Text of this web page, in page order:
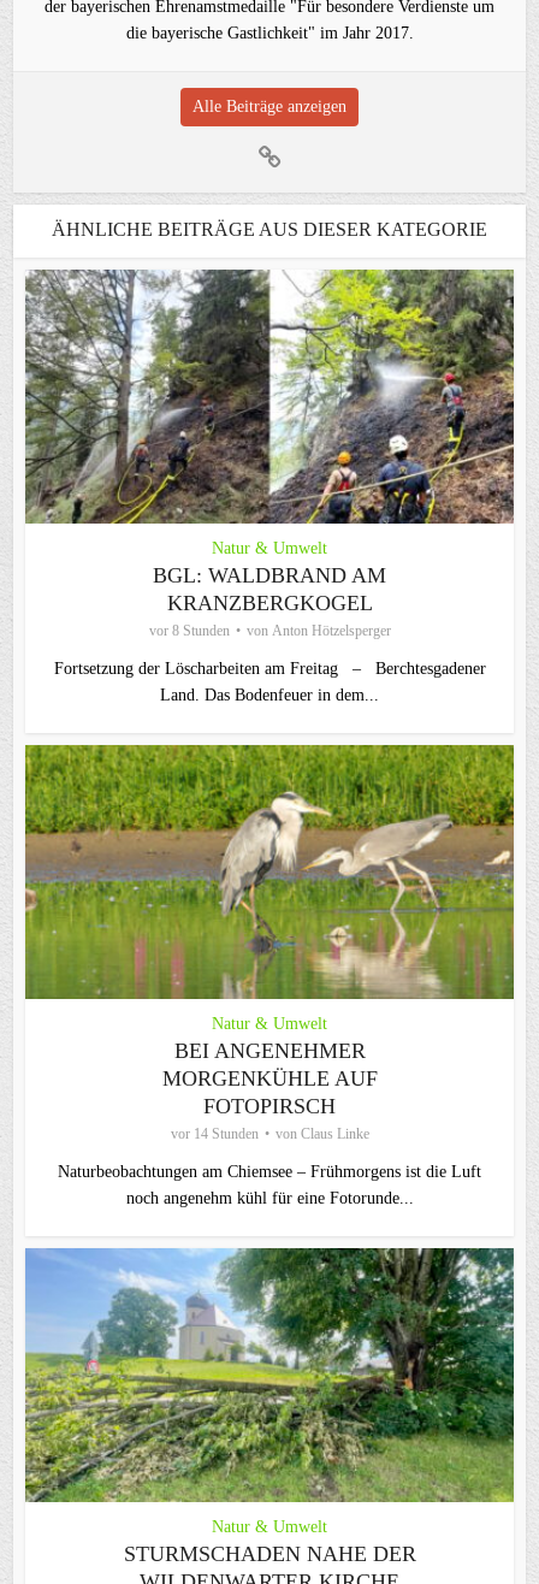
der bayerischen Ehrenamstmedaille "Für besondere Verdienste um
die bayerische Gastlichkeit" im Jahr 2017.
Alle Beiträge anzeigen
ÄHNLICHE BEITRÄGE AUS DIESER KATEGORIE
Natur & Umwelt
BGL: WALDBRAND AM
KRANZBERGKOGEL
vor 8 Stunden von Anton Hötzelsperger
Fortsetzung der Löscharbeiten am Freitag – Berchtesgadener
Land. Das Bodenfeuer in dem...
Natur & Umwelt
BEI ANGENEHMER
MORGENKÜHLE AUF
FOTOPIRSCH
vor 14 Stunden von Claus Linke
Naturbeobachtungen am Chiemsee – Frühmorgens ist die Luft
noch angenehm kühl für eine Fotorunde...
Natur & Umwelt
STURMSCHADEN NAHE DER